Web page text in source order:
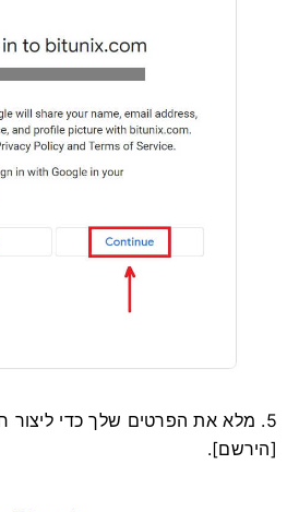
5. מלא את הפרטים שלך כדי ליצור חשבון חדש.
[הירשם].